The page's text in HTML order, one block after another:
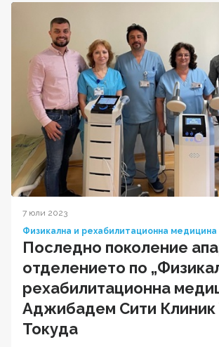
7 юли 2023
Физикална и рехабилитационна медицина
Последно поколение
отделението по
рехабилитационна
Аджибадем Сити
Токуда